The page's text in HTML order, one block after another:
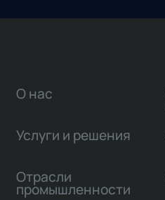
О нас
Услуги и решения
Отрасли
промышленности